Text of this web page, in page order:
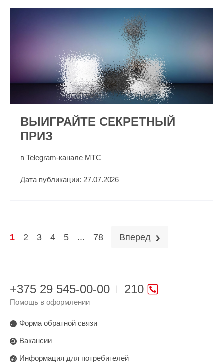
ВЫИГРАЙТЕ СЕКРЕТНЫЙ
ПРИЗ
в Telegram-канале МТС
Дата публикации: 27.07.2026
1 2 3 4 5 ... 78 Вперед
210
+375 29 545-00-00
Помощь в оформлении
Форма обратной связи
Вакансии
Информация для потребителей